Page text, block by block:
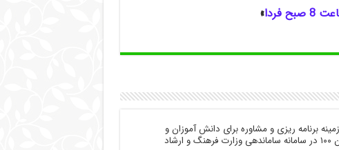
فردا »
کنکور در زمینه برنامه ریزی و مشاوره برای دانش آموزان و
داوطلبان کنکور سراسری فعالیت دارد. کد احراز هویت مشاوران ۱۰۰ در سامانه ساماندهی وزارت فرهنگ و ارشاد